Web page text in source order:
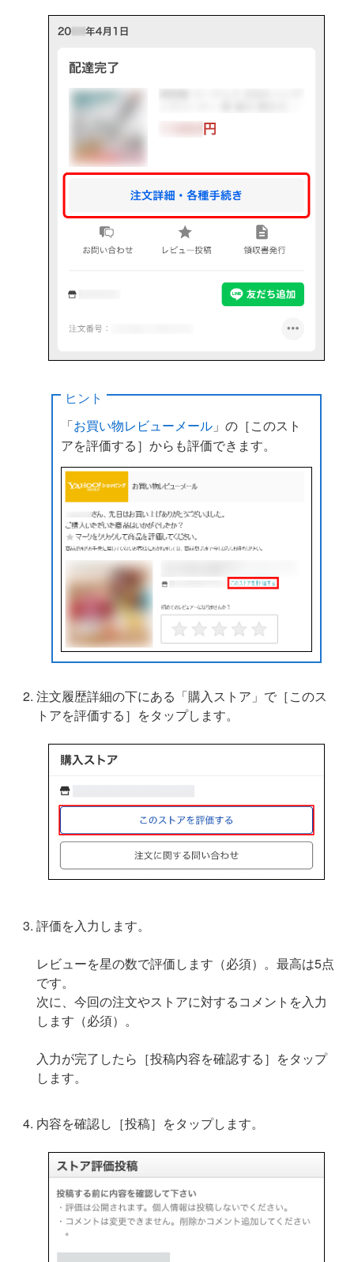
ヒント
「お買い物レビューメール 」の［このスト
アを評価する］からも評価できます。
注文履歴詳細の下にある「購入ストア」で［このス
トアを評価する］をタップします。
評価を入力します。
レビューを星の数で評価します（必須）。最高は5点
です。
次に、今回の注文やストアに対するコメントを入力
します（必須）。
入力が完了したら［投稿内容を確認する］をタップ
します。
内容を確認し［投稿］をタップします。